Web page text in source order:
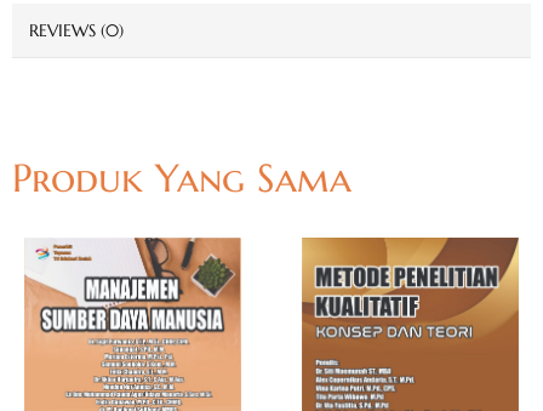
REVIEWS (0)
Produk Yang Sama